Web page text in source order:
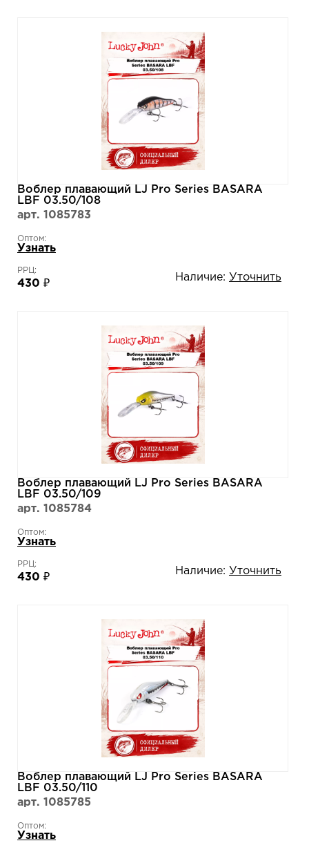
Воблер плавающий LJ Pro Series BASARA
LBF 03.50/108
арт. 1085783
Оптом:
Узнать
РРЦ:
430 ₽
Наличие: Уточнить
Воблер плавающий LJ Pro Series BASARA
LBF 03.50/109
арт. 1085784
Оптом:
Узнать
РРЦ:
430 ₽
Наличие: Уточнить
Воблер плавающий LJ Pro Series BASARA
LBF 03.50/110
арт. 1085785
Оптом:
Узнать